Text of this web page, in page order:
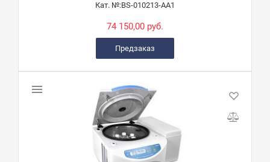
Кат. №:BS-010213-AA1
74 150,00 руб.
Предзаказ